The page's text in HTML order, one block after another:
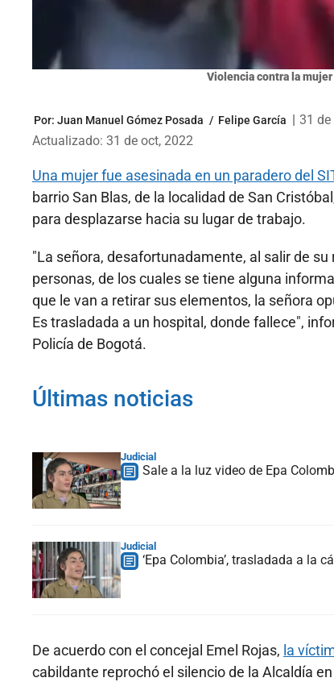
Violencia contra la mujer
Por: Juan Manuel Gómez Posada / Felipe García | 31 de
Actualizado: 31 de oct, 2022
Una mujer fue asesinada en un paradero del
barrio San Blas, de la localidad de San
para desplazarse hacia su lugar de trabajo.
"La señora, desafortunadamente, al salir de
personas, de los cuales se tiene alguna
que le van a retirar sus elementos, la señora
Es trasladada a un hospital, donde fallece",
Policía de Bogotá.
Últimas noticias
Judicial
Sale a la luz video de Epa
Judicial
‘Epa Colombia’, trasladada a la
De acuerdo con el concejal Emel Rojas, la
cabildante reprochó el silencio de la Alcaldía